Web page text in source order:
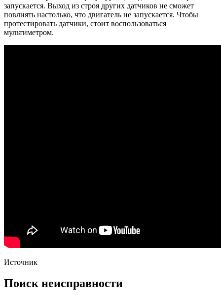
запускается. Выход из строя других датчиков не сможет
повлиять настолько, что двигатель не запускается. Чтобы
протестировать датчики, стоит воспользоваться
мультиметром.
Источник
Поиск неисправности